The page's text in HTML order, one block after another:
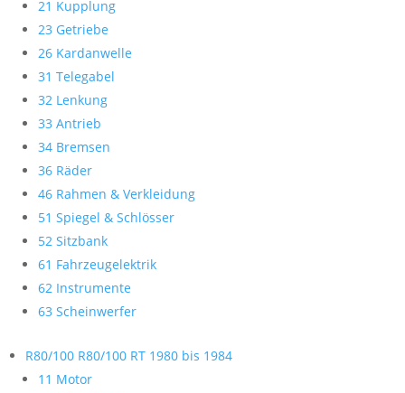
21 Kupplung
23 Getriebe
26 Kardanwelle
31 Telegabel
32 Lenkung
33 Antrieb
34 Bremsen
36 Räder
46 Rahmen & Verkleidung
51 Spiegel & Schlösser
52 Sitzbank
61 Fahrzeugelektrik
62 Instrumente
63 Scheinwerfer
R80/100 R80/100 RT 1980 bis 1984
11 Motor